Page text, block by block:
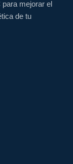
mejorar el
de tu